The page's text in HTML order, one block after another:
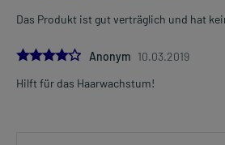
Das Produkt ist gut verträglich und hat
4.0Anonym 10.03.2019
Hilft für das Haarwachstum!